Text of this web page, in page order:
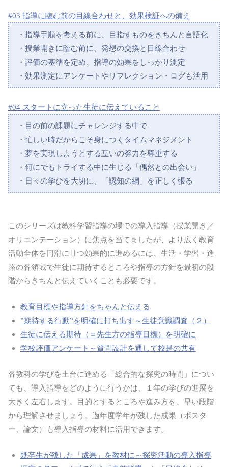
#03 指導に臨む前の目線合わせと、効果検証への備え
・指導手順を考える前に、目指すものをきちんと言語化
・授業開きに臨む前に、発想の交換と目線合わせ
・評価の基準を定め、指導の効果をしっかり測定
・効果測定にアンケートやリフレクション・ログも活用
#04 スタートに立った生徒に伝えていること
・目の前の課題にチャレンジする中で
・忙しい時だからこそ身につくタイムマネジメント
・夢を実現しようとする互いの努力を尊重する
・何にでもトライする中に生じる「偶然との出会い」
・日々の学びを大切に、「認知の網」を正しく張る
このシリーズは教科学習指導の場での導入指導（授業開き／
オリエンテーション）に焦点を当てましたが、より広く教育
活動全体を円滑に且つ効果的に進めるには、生活・学習・進
路の各領域で生徒に期待するところや指導の方針を最初の段
階からきちんと伝えていくことも必要です。
教育目標や指導方針をちゃんと伝える
”期待する行動”を明確に打ち出す～生徒意識調査（２）
生徒に伝える期待（＝先生方の指導目標）を明確に
学校評価アンケート～質問設計を通して校是の共有
各教科の学びを土台に進める「総合的な探究の時間」につい
ても、導入指導をどのように行うかは、１年の学びの進展を
大きく左右します。目的とするところや進み方を、早い段階
から理解させましょう。過年度学年が残した成果（ポスタ
ー、論文）も導入指導の材料に活用できます。
既卒生が残した「成果」を教材に～探究活動の導入指導